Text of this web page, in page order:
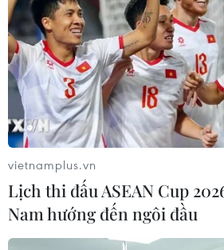
vietnamplus.vn
Lịch thi đấu ASEAN Cup
Nam hướng đến ngôi đầu